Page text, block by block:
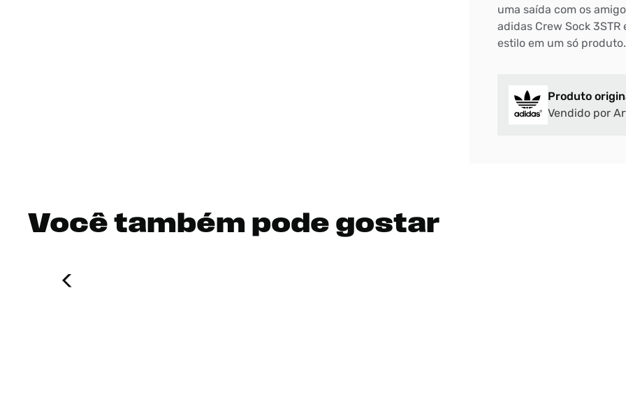
uma saída com os
adidas Crew Sock
estilo em um só produto.
Produto
Vendido por
Você também pode gostar